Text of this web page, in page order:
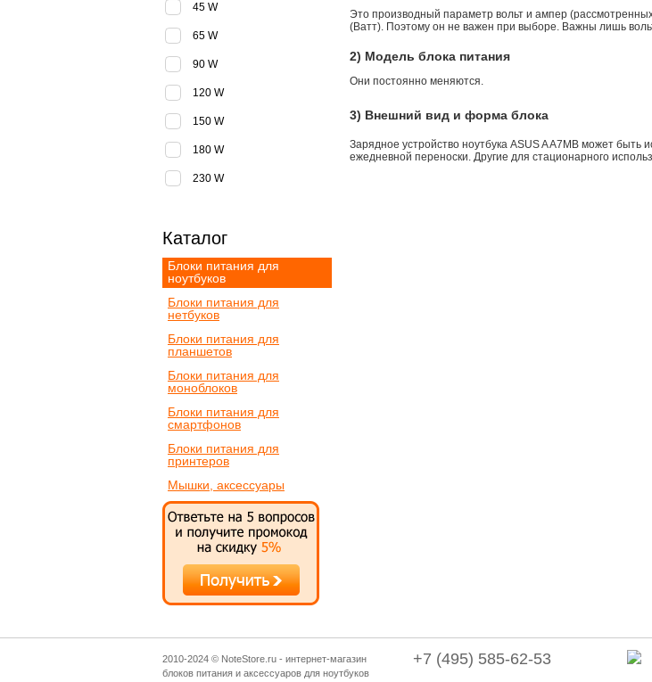
Это производный параметр вольт и ампер
(Ватт). Поэтому он не важен при выборе. Важны лишь
2) Модель блока питания
Они постоянно меняются.
3) Внешний вид и форма блока
Зарядное устройство ноутбука ASUS A A7MB может
ежедневной переноски. Другие для стационарного
45 W
65 W
90 W
120 W
150 W
180 W
230 W
Каталог
Блоки питания для
ноутбуков
Блоки питания для
нетбуков
Блоки питания для
планшетов
Блоки питания для
моноблоков
Блоки питания для
смартфонов
Блоки питания для
принтеров
Мышки, аксессуары
2010-2024 © NoteStore.ru - интернет-магазин
блоков питания и аксессуаров для ноутбуков
+7 (495) 585-62-53